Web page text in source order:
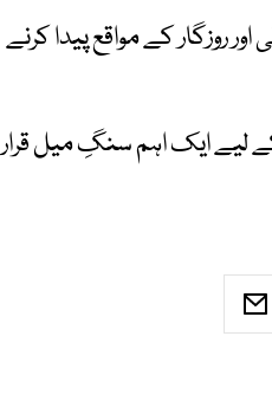
روزگار کے مواقع پیدا کرنے
ترقی کے لیے ایک اہم سنگِ میل قرار